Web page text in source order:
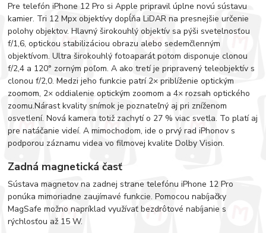
Pre telefón iPhone 12 Pro si Apple pripravil úplne novú sústavu
kamier. Tri 12 Mpx objektívy dopĺňa LiDAR na presnejšie určenie
polohy objektov. Hlavný širokouhlý objektív sa pýši svetelnosťou
f/1,6, optickou stabilizáciou obrazu alebo sedemčlenným
objektívom. Ultra širokouhlý fotoaparát potom disponuje clonou
f/2,4 a 120° zorným poľom. A ako tretí je pripravený teleobjektív s
clonou f/2,0. Medzi jeho funkcie patrí 2× priblíženie optickým
zoomom, 2× oddialenie optickým zoomom a 4× rozsah optického
zoomu.Nárast kvality snímok je poznateľný aj pri zníženom
osvetlení. Nová kamera totiž zachytí o 27 % viac svetla. To platí aj
pre natáčanie videí. A mimochodom, ide o prvý rad iPhonov s
podporou záznamu videa vo filmovej kvalite Dolby Vision.
Zadná magnetická časť
Sústava magnetov na zadnej strane telefónu iPhone 12 Pro
ponúka mimoriadne zaujímavé funkcie. Pomocou nabíjačky
MagSafe možno napríklad využívať bezdrôtové nabíjanie s
rýchlosťou až 15 W.